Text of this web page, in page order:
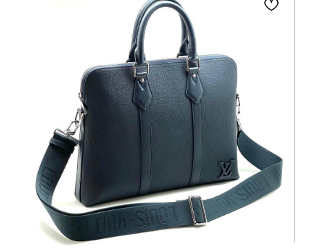
Гарантия качества
Все в наличии